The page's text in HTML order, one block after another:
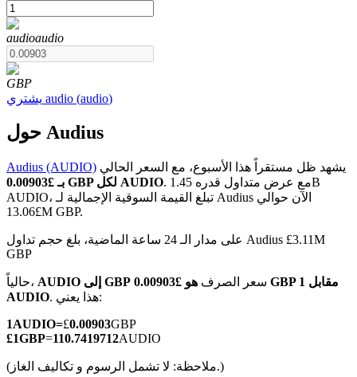
العقود الآجلة لـ COIN-M
العقود الآجلة للعملات المشفرة
مشتقات الأسهم والعملات الأجنبية والمعادن الثمينة والسلع
audioaudio
GBP
يشتري audio (audio)
حول Audius
Audius (AUDIO) يشهد ظل مستقراً هذا الأسبوع، مع السعر الحالي
بـ £0.00903 GBP لكل AUDIO. مع عرض متداول قدره 1.45B
AUDIO، تبلغ القيمة السوقية الإجمالية لـ Audius الآن حوالي
£13.06M GBP.
على مدار الـ 24 ساعة الماضية، بلغ حجم تداول Audius £3.11M
GBP
حالياً، AUDIO إلى GBP سعر الصرف
هو £0.00903 GBP مقابل 1
AUDIO
. هذا يعني:
1AUDIO=£0.00903GBP
£1GBP=110.7419712AUDIO
(ملاحظة: لا تشمل الرسوم و تكاليف الغاز.)